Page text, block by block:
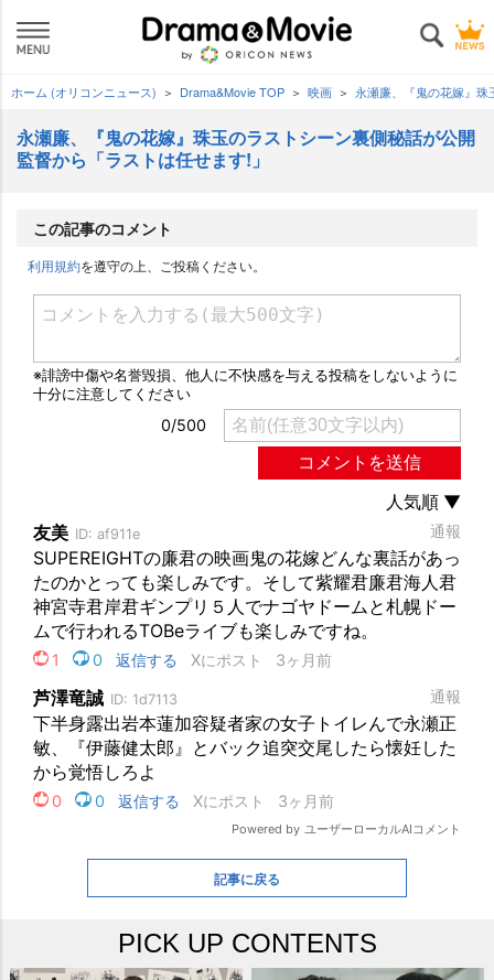
ホーム (オリコンニュース) Drama&Movie TOP 映画 永瀬廉、『鬼の花嫁』
永瀬廉、『鬼の花嫁』珠玉のラストシーン裏側秘話が公開
監督から「ラストは任せます!」
この記事のコメント
利用規約を遵守の上、ご投稿ください。
記事に戻る
PICK UP CONTENTS